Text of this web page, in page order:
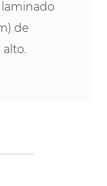
de
alto.